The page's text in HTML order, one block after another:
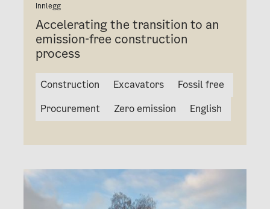
Innlegg
Accelerating the transition to an
emission-free construction
process
Construction Excavators
Fossil free
Procurement
Zero emission English